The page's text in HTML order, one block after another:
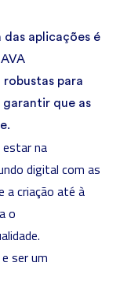
das aplicações é
para
que as
estar na
digital com as
a criação até à
o
ser um